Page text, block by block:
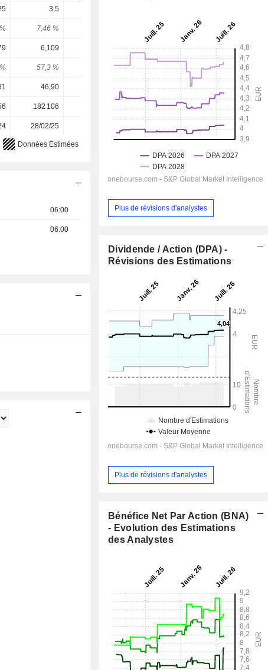
3,5
7,46 % 5,43 % 5,85 %
6,109 7,886 8,157
57,3 % 51,2 % 53,4 % 53,6 %
46,90 74,45 74,45 74,45
182 106 190 727 -
28/02/25 -
Données Estimées
06:00
06:00
09:30
Plus de révisions d'analystes
Dividende / Action (DPA) -
Révisions des Estimations
Plus de révisions d'analystes
Bénéfice Net Par Action (BNA)
- Evolution des Estimations
des Analystes